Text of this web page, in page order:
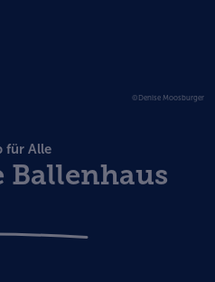
©Denise Moosburger
für Alle
Ballenhaus